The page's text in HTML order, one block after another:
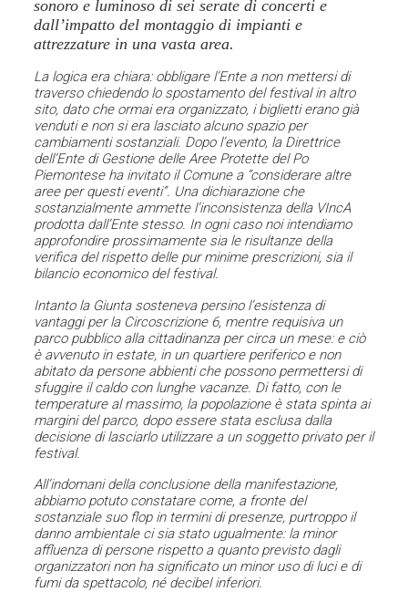
sonoro e luminoso di sei serate di concerti e
dall’impatto del montaggio di impianti e
attrezzature in una vasta area.
La logica era chiara: obbligare l’Ente a non mettersi di
traverso chiedendo lo spostamento del festival in altro
sito, dato che ormai era organizzato, i biglietti erano già
venduti e non si era lasciato alcuno spazio per
cambiamenti sostanziali. Dopo l’evento, la Direttrice
dell’Ente di Gestione delle Aree Protette del Po
Piemontese ha invitato il Comune a “considerare altre
aree per questi eventi”. Una dichiarazione che
sostanzialmente ammette l’inconsistenza della VIncA
prodotta dall’Ente stesso. In ogni caso noi intendiamo
approfondire prossimamente sia le risultanze della
verifica del rispetto delle pur minime prescrizioni, sia il
bilancio economico del festival.
Intanto la Giunta sosteneva persino l’esistenza di
vantaggi per la Circoscrizione 6, mentre requisiva un
parco pubblico alla cittadinanza per circa un mese: e ciò
è avvenuto in estate, in un quartiere periferico e non
abitato da persone abbienti che possono permettersi di
sfuggire il caldo con lunghe vacanze. Di fatto, con le
temperature al massimo, la popolazione è stata spinta ai
margini del parco, dopo essere stata esclusa dalla
decisione di lasciarlo utilizzare a un soggetto privato per il
festival.
All’indomani della conclusione della manifestazione,
abbiamo potuto constatare come, a fronte del
sostanziale suo flop in termini di presenze, purtroppo il
danno ambientale ci sia stato ugualmente: la minor
affluenza di persone rispetto a quanto previsto dagli
organizzatori non ha significato un minor uso di luci e di
fumi da spettacolo, né decibel inferiori.